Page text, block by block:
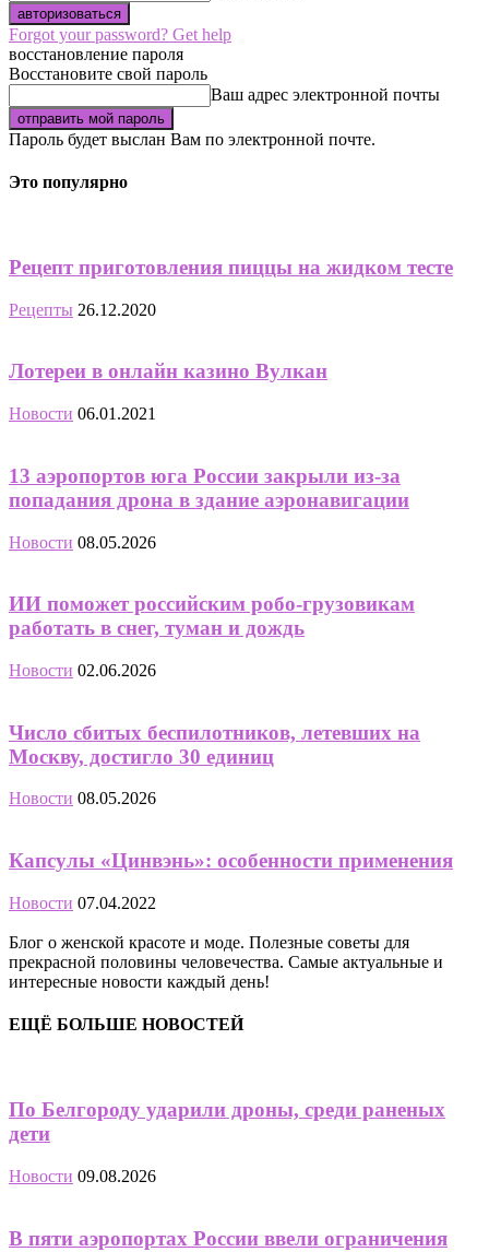
Forgot your password? Get help
восстановление пароля
Восстановите свой пароль
Ваш адрес электронной почты
Пароль будет выслан Вам по электронной почте.
Это популярно
Рецепт приготовления пиццы на жидком тесте
Рецепты 26.12.2020
Лотереи в онлайн казино Вулкан
Новости 06.01.2021
13 аэропортов юга России закрыли из-за
попадания дрона в здание аэронавигации
Новости 08.05.2026
ИИ поможет российским робо-грузовикам
работать в снег, туман и дождь
Новости 02.06.2026
Число сбитых беспилотников, летевших на
Москву, достигло 30 единиц
Новости 08.05.2026
Капсулы «Цинвэнь»: особенности применения
Новости 07.04.2022
Блог о женской красоте и моде. Полезные советы для
прекрасной половины человечества. Самые актуальные и
интересные новости каждый день!
ЕЩЁ БОЛЬШЕ НОВОСТЕЙ
По Белгороду ударили дроны, среди раненых
дети
Новости 09.08.2026
В пяти аэропортах России ввели ограничения